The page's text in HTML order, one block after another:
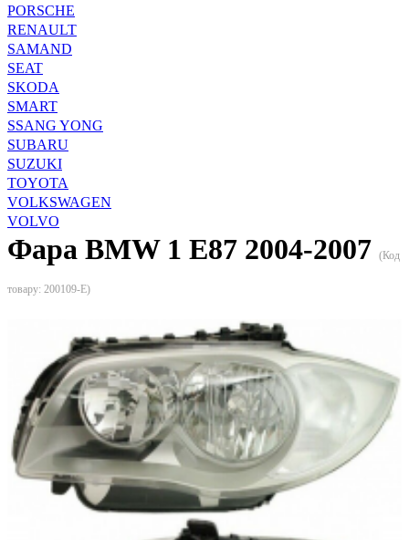
PORSCHE
RENAULT
SAMAND
SEAT
SKODA
SMART
SSANG YONG
SUBARU
SUZUKI
TOYOTA
VOLKSWAGEN
VOLVO
Фара BMW 1 E87 2004-2007 (Код
товару: 200109-E)